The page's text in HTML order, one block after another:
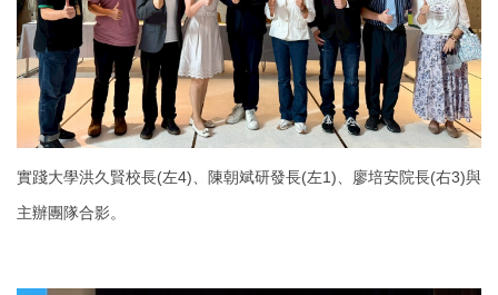
實踐大學洪久賢校長(左4)、陳朝斌研發長(左1)、廖培安院長(右3)與
主辦團隊合影。